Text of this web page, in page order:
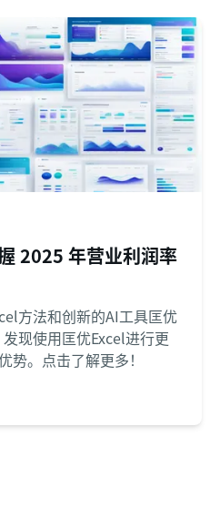
2025 年营业利润率
方法和创新的AI工具匡优
现使用匡优Excel进行更
势。点击了解更多！